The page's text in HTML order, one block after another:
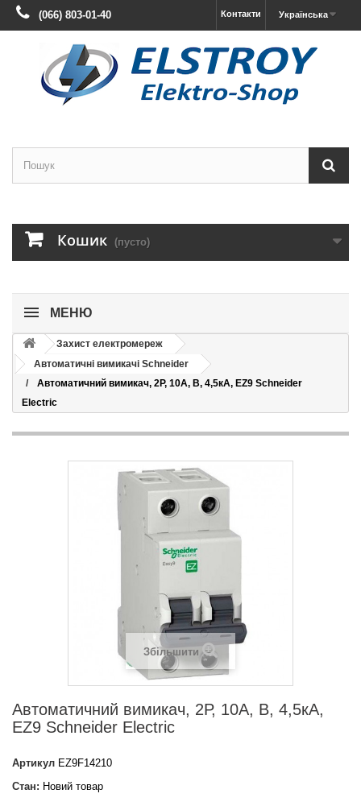
Українська
Контакти
(066) 803-01-40
Кошик (пусто)
МЕНЮ
Захист електромереж
Автоматичні вимикачі Schneider
Автоматичний вимикач, 2Р, 10А, В, 4,5кА, EZ9 Schneider
Electric
Збільшити
Автоматичний вимикач, 2Р, 10А, В, 4,5кА,
EZ9 Schneider Electric
Артикул EZ9F14210
Стан: Новий товар